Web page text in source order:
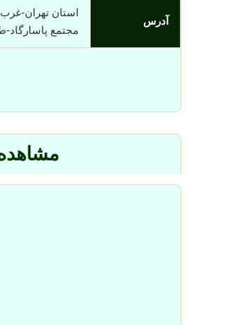
آدرس
استان تهران-غرب
مجتمع پاسارگاد-